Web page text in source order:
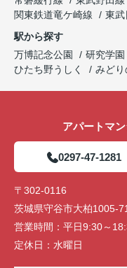
関東鉄道竜ケ崎線
東武
駅から探す
万博記念公園
研究学園
ひたち野うしく
みどり
アパートマ
0297-47-1281
〒302-0116
茨城県守谷市大柏1005-71
営業時間： 平日9:30～
定休日： 水曜日